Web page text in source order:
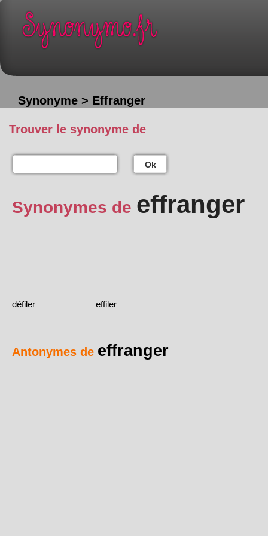
Synonyme > Effranger
Trouver le synonyme de
Ok
Synonymes de effranger
défiler effiler
Antonymes de effranger